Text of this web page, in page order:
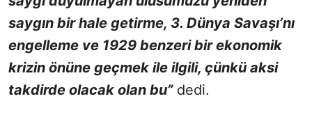
saygın bir hale getirme, 3. Dünya Savaşı’nı
engelleme ve 1929 benzeri bir ekonomik
krizin önüne geçmek ile ilgili, çünkü aksi
takdirde olacak olan bu”dedi.